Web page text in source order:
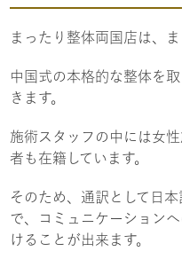
まったり整体両国店は、
中国式の本格的な整体を
きます。
施術スタッフの中には女
者も在籍しています。
そのため、通訳として日
で、コミュニケーション
けることが出来ます。